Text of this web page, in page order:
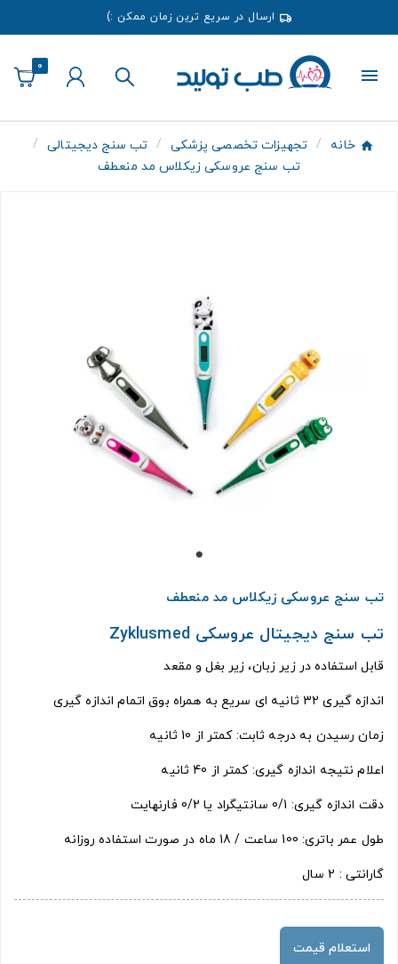
ارسال در سریع ترین زمان ممکن :)
0
خانه تجهیزات تخصصی پزشکی
تب سنج دیجیتالی
تب سنج عروسکی زیکلاس مد منعطف
تب سنج عروسکی زیکلاس مد منعطف
تب سنج دیجیتال عروسکی Zyklusmed
قابل استفاده در زیر زبان، زیر بغل و مقعد
اندازه گیری 32 ثانیه ای سریع به همراه بوق اتمام اندازه گیری
زمان رسیدن به درجه ثابت: کمتر از 10 ثانیه
اعلام نتیجه اندازه گیری: کمتر از 40 ثانیه
دقت اندازه گیری: 0/1 سانتیگراد یا 0/2 فارنهایت
طول عمر باتری: 100 ساعت / 18 ماه در صورت استفاده روزانه
گارانتی : 2 سال
استعلام قیمت